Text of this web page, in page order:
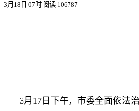
3月18日 07时 阅读 106787
3月17日下午，市委全面依法